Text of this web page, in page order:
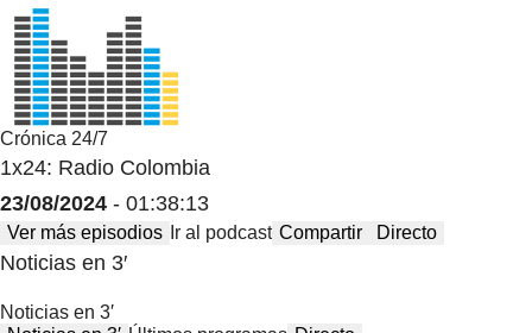
Crónica 24/7
1x24: Radio Colombia
23/08/2024 - 01:38:13
Ver más episodios Ir al podcast Compartir Directo
Noticias en 3′
Noticias en 3′